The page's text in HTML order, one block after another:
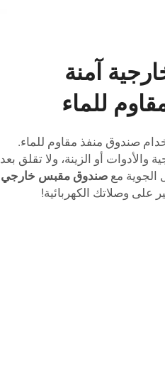
آمنة
للماء
صندوق منفذ مقاوم للماء.
أو الزينة، ولا تقلق بعد
مع صندوق مقبس خارجي
على وصلاتك الكهربائية!